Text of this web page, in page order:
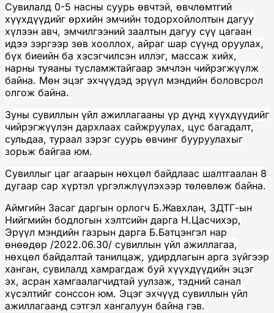
Сувилалд 0-5 насны суурь өвчтэй, өвчлөмтгий
хүүхдүүдийг өрхийн эмчийн тодорхойлолтын дагуу
хүлээн авч, эмчилгээний заалтын дагуу сүү цагаан
идээ зэргээр зөв хооллох, айраг шар сүүнд оруулах,
бүх биеийн ба хэсэгчилсэн иллэг, массаж хийх,
нарны туяаны тусламжтайгаар эмчлэн чийрэгжүүлж
байна. Мөн эцэг эхчүүдэд эрүүл мэндийн боловсрол
олгож байна.
Зуны сувиллын үйл ажиллагааны үр дүнд хүүхдүүдийг
чийрэгжүүлэн дархлаах сайжруулах, цус багадалт,
сульдаа, тураал зэрэг суурь өвчинг бууруулахыг
зорьж байгаа юм.
Сувиллыг цаг агаарын нөхцөл байдлаас шалтгаалан 8
дугаар сар хүртэл үргэлжлүүлэхээр төлөвлөж байна.
Аймгийн Засаг даргын орлогч Б.Жавхлан, ЗДТГ-ын
Нийгмийн бодлогын хэлтсийн дарга Н.Цасчихэр,
Эрүүл мэндийн газрын дарга Б.Батцэнгэл нар
өнөөдөр /2022.06.30/ сувиллын үйл ажиллагаа,
нөхцөл байдалтай танилцаж, удирдлагын арга зүйгээр
ханган, сувилалд хамрагдаж буй хүүхдүүдийн эцэг
эх, асран хамгаалагчидтай уулзаж, тэдний санал
хүсэлтийг сонссон юм. Эцэг эхчүүд сувиллын үйл
ажиллагаанд сэтгэл хангалуун байна гэв.